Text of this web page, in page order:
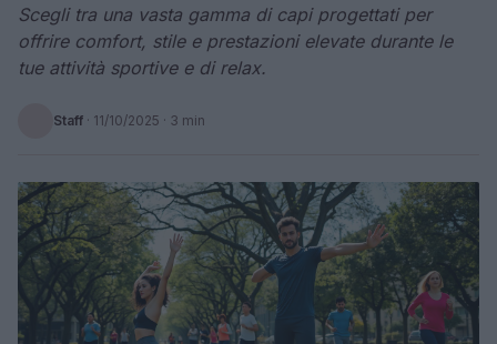
Scegli tra una vasta gamma di capi progettati per
offrire comfort, stile e prestazioni elevate durante le
tue attività sportive e di relax.
Staff · 11/10/2025 · 3 min